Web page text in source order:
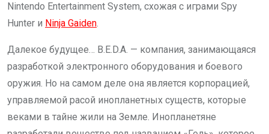
Nintendo Entertainment System, схожая с играми Spy
Hunter и Ninja Gaiden.
Далекое будущее… B.E.D.A. — компания, занимающаяся
разработкой электронного оборудования и боевого
оружия. Но на самом деле она является корпорацией,
управляемой расой инопланетных существ, которые
веками в тайне жили на Земле. Инопланетяне